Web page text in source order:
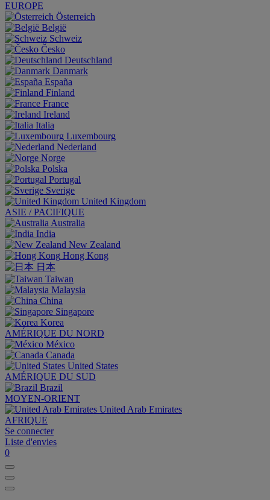
EUROPE
Österreich
België
Schweiz
Česko
Deutschland
Danmark
España
Finland
France
Ireland
Italia
Luxembourg
Nederland
Norge
Polska
Portugal
Sverige
United Kingdom
ASIE / PACIFIQUE
Australia
India
New Zealand
Hong Kong
日本
Taiwan
Malaysia
China
Singapore
Korea
AMÉRIQUE DU NORD
México
Canada
United States
AMÉRIQUE DU SUD
Brazil
MOYEN-ORIENT
United Arab Emirates
AFRIQUE
Se connecter
Liste d'envies
0